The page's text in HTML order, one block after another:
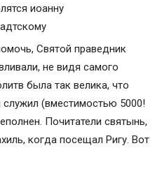
(2)
(3)
Святой праведник
не видя самого
была так велика, что
(вместимостью 5000!
Почитатели святынь,
когда посещал Ригу. Вот